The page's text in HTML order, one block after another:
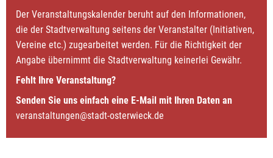
Der Veranstaltungskalender beruht auf den Informationen,
die der Stadtverwaltung seitens der Veranstalter (Initiativen,
Vereine etc.) zugearbeitet werden. Für die Richtigkeit der
Angabe übernimmt die Stadtverwaltung keinerlei Gewähr.
Fehlt Ihre Veranstaltung?
Senden Sie uns einfach eine E-Mail mit Ihren Daten an
veranstaltungen@stadt-osterwieck.de